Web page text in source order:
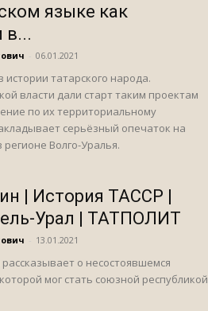
языке как
в...
06.01.2021
татарского народа.
власти дали старт таким проектам
по их территориальному
серьёзный опечаток на
Волго-Уралья.
| История ТАССР |
Урал | ТАТПОЛИТ
13.01.2021
о несостоявшемся
мог стать союзной республикой